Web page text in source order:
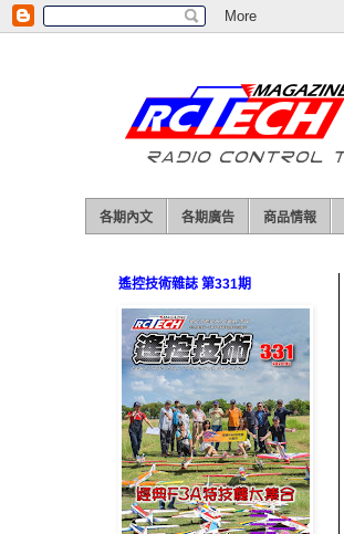
各期內文 各期廣告 商品情報
遙控技術雜誌 第331期